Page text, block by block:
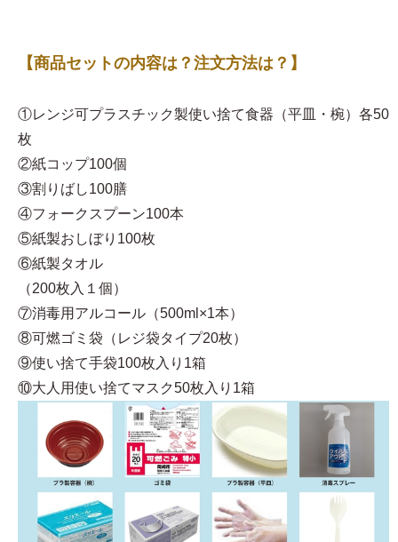
【商品セットの内容は？注文方法は？】
①レンジ可プラスチック製使い捨て食器（平皿・椀）各50
枚
②紙コップ100個
③割りばし100膳
④フォークスプーン100本
⑤紙製おしぼり100枚
⑥紙製タオル
（200枚入１個）
⑦消毒用アルコール（500ml×1本）
⑧可燃ゴミ袋（レジ袋タイプ20枚）
⑨使い捨て手袋100枚入り1箱
⑩大人用使い捨てマスク50枚入り1箱